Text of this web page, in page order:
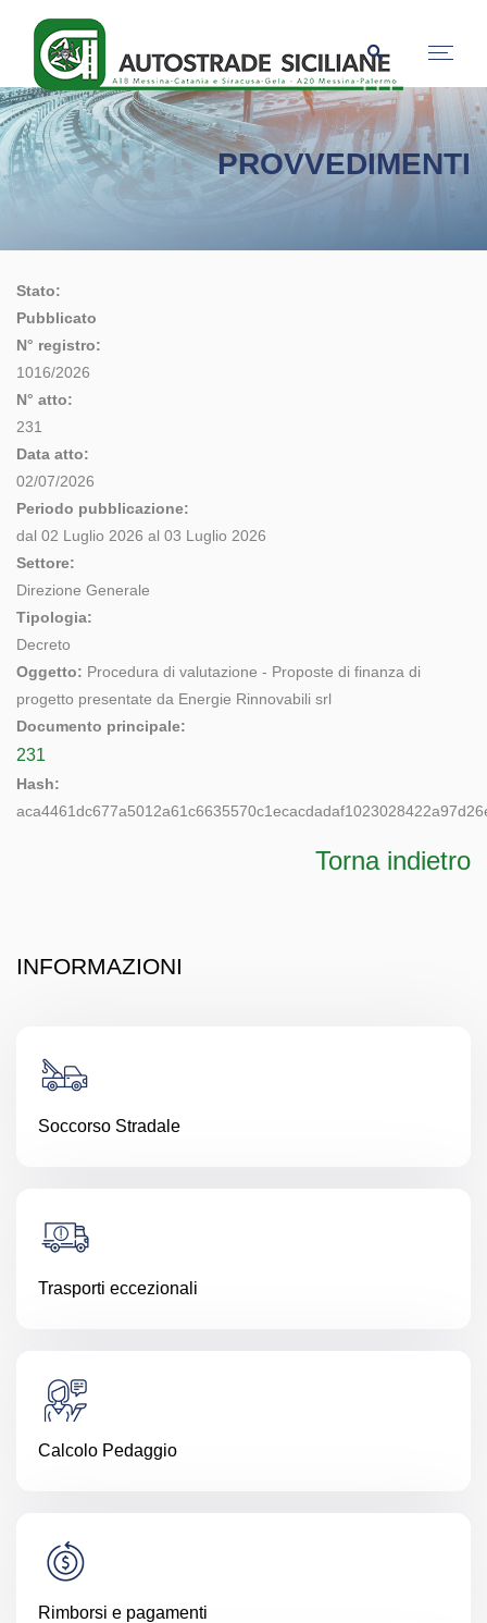
PROVVEDIMENTI
Stato:
Pubblicato
N° registro:
1016/2026
N° atto:
231
Data atto:
02/07/2026
Periodo pubblicazione:
dal 02 Luglio 2026 al 03 Luglio 2026
Settore:
Direzione Generale
Tipologia:
Decreto
Oggetto: Procedura di valutazione - Proposte di finanza di
progetto presentate da Energie Rinnovabili srl
Documento principale:
231
Hash:
Torna indietro
INFORMAZIONI
Soccorso Stradale
Trasporti eccezionali
Calcolo Pedaggio
Rimborsi e pagamenti